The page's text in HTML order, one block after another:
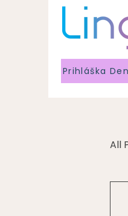
Prihláška
All